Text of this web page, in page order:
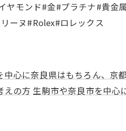
ヤモンド#金#プラチナ#貴金
ーヌ#Rolex#ロレックス
中心に奈良県はもちろん、京
えの方 生駒市や奈良市を中心